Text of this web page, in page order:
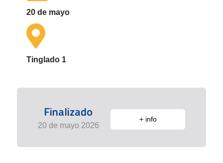
20 de mayo
Tinglado 1
Finalizado
20 de mayo 2026
+ info